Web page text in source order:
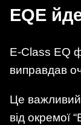
EQE
E-Class EQ
виправдав
Це важливий
від окремої